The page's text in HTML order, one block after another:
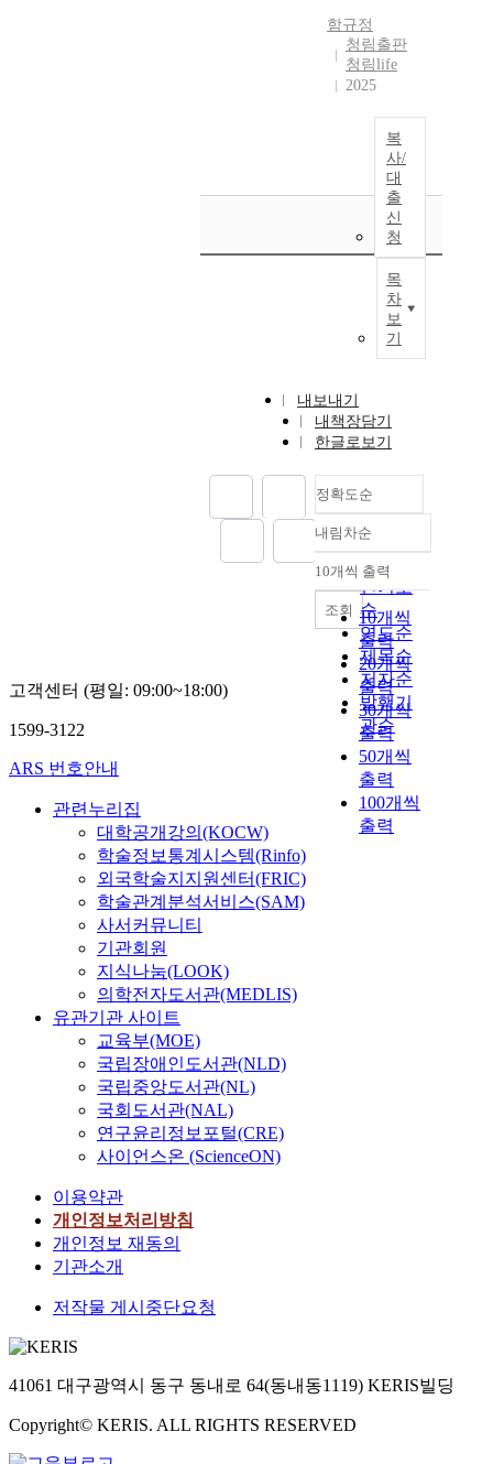
함규정
청림출판
청림life
2025
복
사/
대
출
신
청
목
차
보
기
내보내기
내책장담기
한글로보기
정확도순
정확도
순
인기도
순
연도순
제목순
저자순
발행기
관순
내림차순
내림차순
10개씩 출력
10개씩
출력
20개씩
출력
30개씩
출력
50개씩
출력
100개씩
출력
조회
고객센터 (평일: 09:00~18:00)
1599-3122
ARS 번호안내
관련누리집
대학공개강의(KOCW)
학술정보통계시스템(Rinfo)
외국학술지지원센터(FRIC)
학술관계분석서비스(SAM)
사서커뮤니티
기관회원
지식나눔(LOOK)
의학전자도서관(MEDLIS)
유관기관 사이트
교육부(MOE)
국립장애인도서관(NLD)
국립중앙도서관(NL)
국회도서관(NAL)
연구윤리정보포털(CRE)
사이언스온 (ScienceON)
이용약관
개인정보처리방침
개인정보 재동의
기관소개
저작물 게시중단요청
41061 대구광역시 동구 동내로 64(동내동1119) KERIS빌딩
Copyright© KERIS. ALL RIGHTS RESERVED